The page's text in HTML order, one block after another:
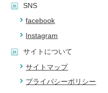
SNS
facebook
Instagram
サイトについて
サイトマップ
プライバシーポリシー